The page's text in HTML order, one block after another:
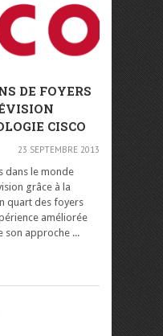
DE FOYERS
CISCO
23 SEPTEMBRE 2013
dans le monde
grâce à la
quart des foyers
améliorée
son approche ...